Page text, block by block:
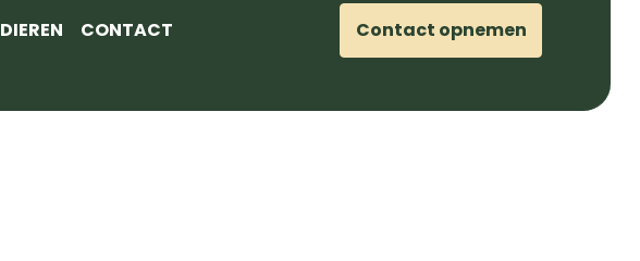
DIEREN CONTACT Contact opnemen